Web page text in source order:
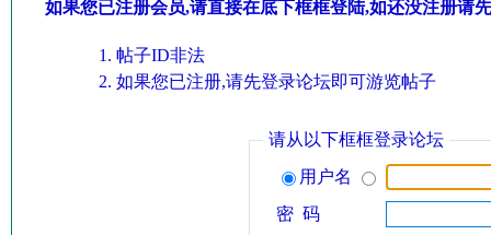
如果您已注册会员,请直接在底下框框登陆,如还没注册请
帖子ID非法
如果您已注册,请先登录论坛即可游览帖子
请从以下框框登录论坛
用户名
密 码